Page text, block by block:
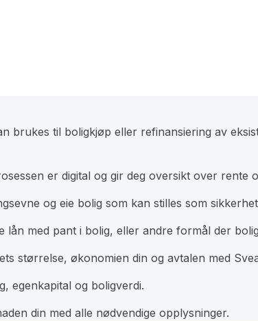
brukes til boligkjøp eller refinansiering av
er digital og gir deg oversikt over rente
og eie bolig som kan stilles som
med pant i bolig, eller andre formål der
størrelse, økonomien din og avtalen med
egenkapital og boligverdi.
din med alle nødvendige opplysninger.